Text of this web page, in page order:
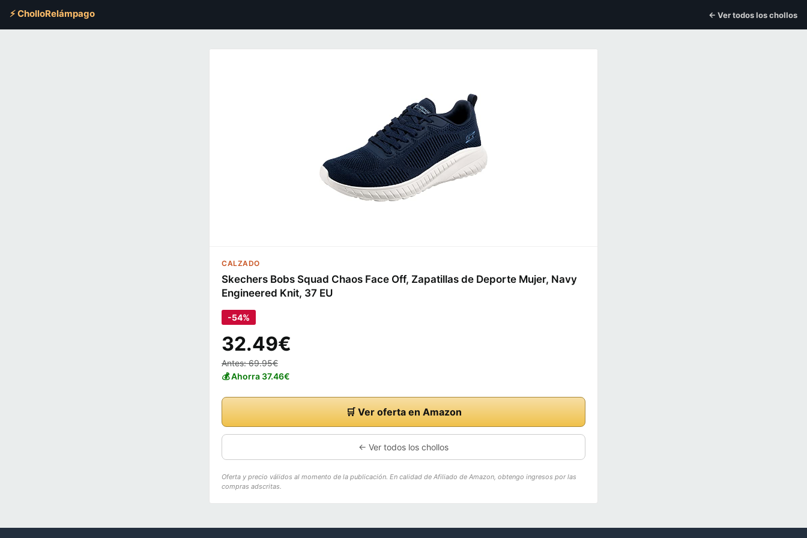
⚡ CholloRelámpago ← Ver todos los chollos
CALZADO
Skechers Bobs Squad Chaos Face Off, Zapatillas de Deporte Mujer, Navy
Engineered Knit, 37 EU
-54%
32.49€
Antes: 69.95€
💰 Ahorra 37.46€
🛒 Ver oferta en Amazon
← Ver todos los chollos
Oferta y precio válidos al momento de la publicación. En calidad de Afiliado de Amazon, obtengo ingresos por las
compras adscritas.